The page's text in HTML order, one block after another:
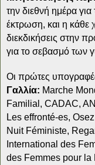
την διεθνή ημέρα
έκτρωση, και η κάθε
διεκδικήσεις στην
για το σεβασμό των
Οι πρώτες
Γαλλία: Marche
Familial, CADAC,
Les effronté-es,
Nuit Féministe,
International des
des Femmes pour la